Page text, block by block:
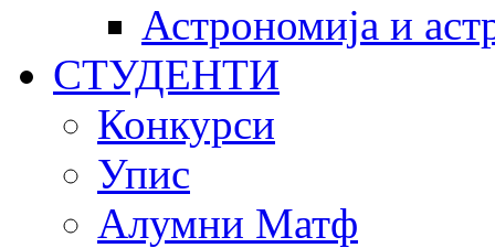
Астрономија и
СТУДЕНТИ
Конкурси
Упис
Алумни Матф